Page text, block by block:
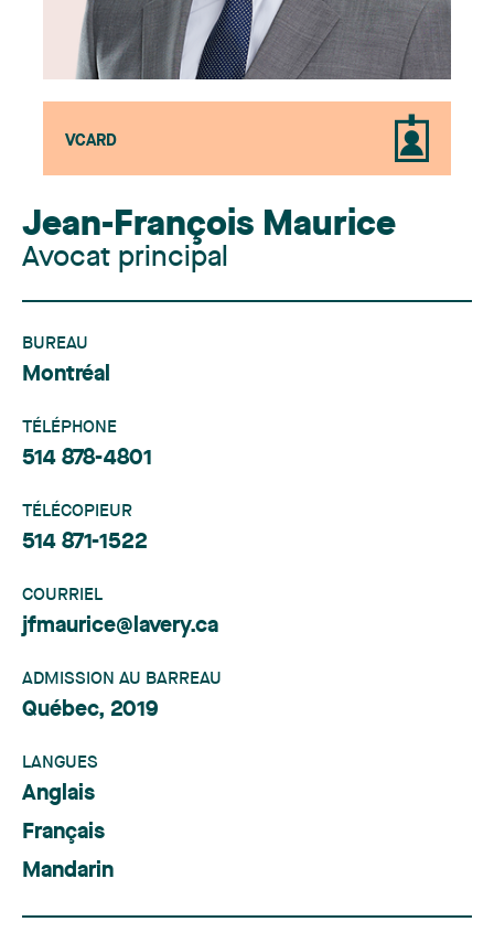
VCARD
Jean-François Maurice
Avocat principal
BUREAU
Montréal
TÉLÉPHONE
514 878-4801
TÉLÉCOPIEUR
514 871-1522
COURRIEL
jfmaurice@lavery.ca
ADMISSION AU BARREAU
Québec, 2019
LANGUES
Anglais
Français
Mandarin